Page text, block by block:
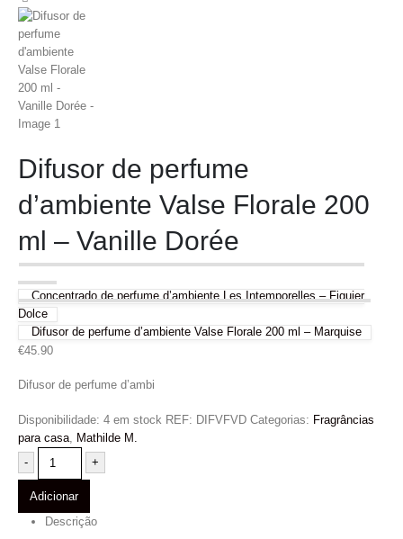
Difusor de perfume
d’ambiente Valse Florale 200
ml – Vanille Dorée
Concentrado de perfume d’ambiente Les Intemporelles – Figuier
Dolce
Difusor de perfume d’ambiente Valse Florale 200 ml – Marquise
€45.90
Difusor de perfume d’ambi
Disponibilidade: 4 em stock REF: DIFVFVD Categorias: Fragrâncias
para casa
Mathilde M.
-
+
Adicionar
Descrição